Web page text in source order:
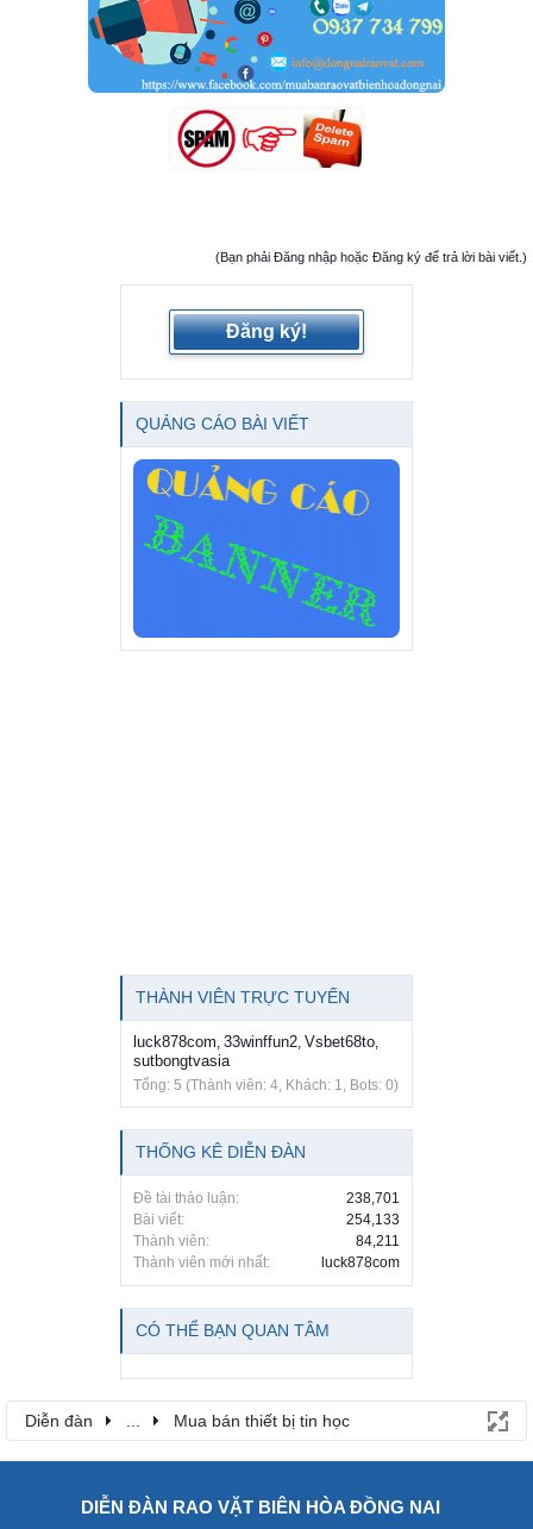
(Bạn phải Đăng nhập hoặc Đăng ký để trả lời bài viết.)
Đăng ký!
QUẢNG CÁO BÀI VIẾT
THÀNH VIÊN TRỰC TUYẾN
luck878com 33winffun2 Vsbet68to
sutbongtvasia
Tổng: 5 (Thành viên: 4, Khách: 1, Bots: 0)
THỐNG KÊ DIỄN ĐÀN
Đề tài thảo luận:
238,701
Bài viết:
254,133
Thành viên:
84,211
Thành viên mới nhất:
luck878com
CÓ THỂ BẠN QUAN TÂM
Diễn đàn Mua bán thiết bị tin học
DIỄN ĐÀN RAO VẶT BIÊN HÒA ĐỒNG NAI